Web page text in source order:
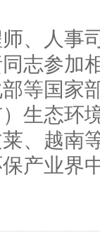
人事
志参加
等国家
生态环
、越南
产业界